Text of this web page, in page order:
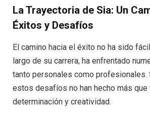
La Trayectoria de Sia: Un
Éxitos y Desafíos
El camino hacia el éxito no ha sido
largo de su carrera, ha enfrentado
tanto personales como profesionales.
estos desafíos no han hecho más
determinación y creatividad.